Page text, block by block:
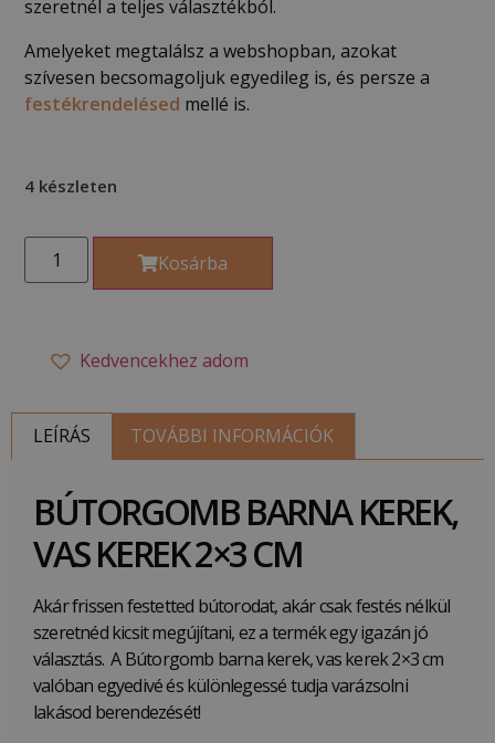
szeretnél a teljes választékból.
Amelyeket megtalálsz a webshopban, azokat
szívesen becsomagoljuk egyedileg is, és persze a
festékrendelésed mellé is.
4 készleten
Kosárba
Kedvencekhez adom
LEÍRÁS TOVÁBBI INFORMÁCIÓK
BÚTORGOMB BARNA KEREK,
VAS KEREK 2×3 CM
Akár frissen festetted bútorodat, akár csak festés nélkül
szeretnéd kicsit megújítani, ez a termék egy igazán jó
választás. A Bútorgomb barna kerek, vas kerek 2×3 cm
valóban egyedivé és különlegessé tudja varázsolni
lakásod berendezését!